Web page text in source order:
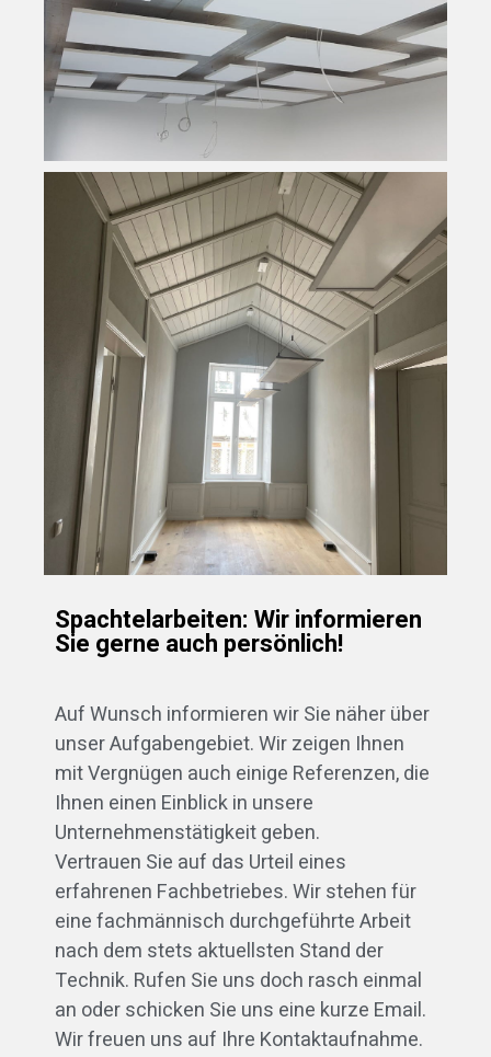
Spachtelarbeiten: Wir informieren
Sie gerne auch persönlich!
Auf Wunsch informieren wir Sie näher über
unser Aufgabengebiet. Wir zeigen Ihnen
mit Vergnügen auch einige Referenzen, die
Ihnen einen Einblick in unsere
Unternehmenstätigkeit geben.
Vertrauen Sie auf das Urteil eines
erfahrenen Fachbetriebes. Wir stehen für
eine fachmännisch durchgeführte Arbeit
nach dem stets aktuellsten Stand der
Technik. Rufen Sie uns doch rasch einmal
an oder schicken Sie uns eine kurze Email.
Wir freuen uns auf Ihre Kontaktaufnahme.